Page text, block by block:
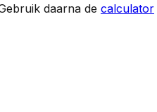
daarna de calculator